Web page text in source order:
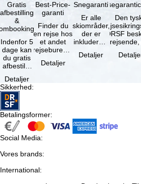
Gratis
afbestilling
&
Indenfor 5
dage kan
du gratis
afbestille
booking.
Det er
dog en …
Detaljer
Best-Price-
garanti
Finder du
en rejse hos
et andet
rejsebureau,
er billigere
Detaljer
Snegaranti
Er alle
skiområder,
der er
inkluderet i
bookede
Detaljer
Den
DRSF
rejsende,
pakkerejse
Sikkerhed:
Betalingsformer:
Social Media:
Vores brands:
International: